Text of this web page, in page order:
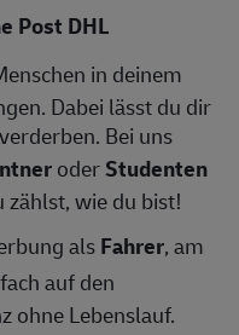
Post DHL
in deinem
Dabei lässt du dir
Bei uns
oderStudenten
wie du bist!
alsFahrer, am
auf den
ohne Lebenslauf.